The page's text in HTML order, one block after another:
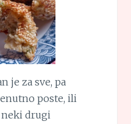
je za sve, pa
poste, ili
drugi